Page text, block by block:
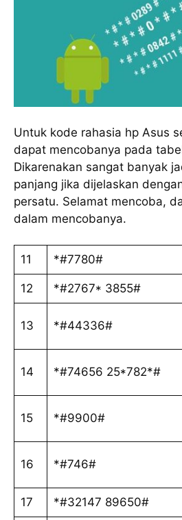
Untuk kode rahasia hp Asus
dapat mencobanya pada
Dikarenakan sangat banyak
panjang jika dijelaskan
persatu. Selamat mencoba,
dalam mencobanya.
11 *#7780#
12 *#2767* 3855#
13 *#44336#
14 *#74656 25*782*#
15 *#9900#
16 *#746#
17 *#32147 89650#